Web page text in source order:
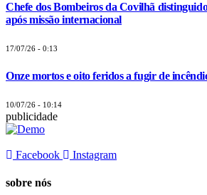
Chefe dos Bombeiros da Covilhã
após missão internacional
17/07/26 - 0:13
Onze mortos e oito feridos a fugir de
10/07/26 - 10:14
publicidade
Facebook Instagram
sobre nós